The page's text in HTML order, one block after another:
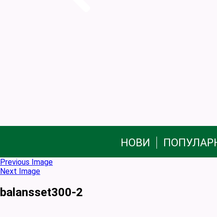
НОВИ
Previous Image
Next Image
balansset300-2